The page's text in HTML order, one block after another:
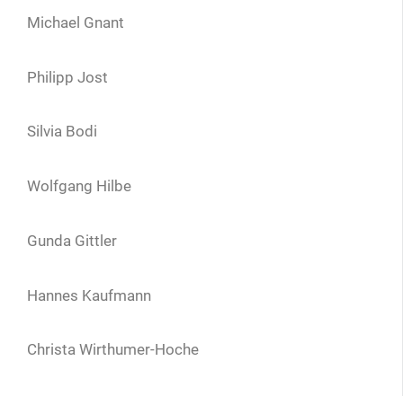
Michael Gnant
Philipp Jost
Silvia Bodi
Wolfgang Hilbe
Gunda Gittler
Hannes Kaufmann
Christa Wirthumer-Hoche